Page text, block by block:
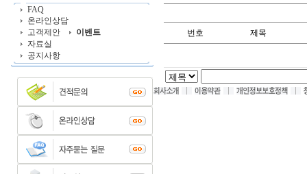
FAQ
온라인상담
고객제안
이벤트
자료실
공지사항
번호 제목